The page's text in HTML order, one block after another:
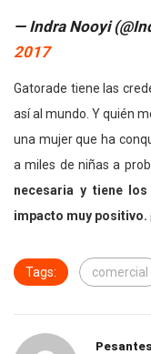
— Indra Nooyi
2017
Gatorade tiene las
así al mundo. Y quién
una mujer que ha
a miles de niñas a
necesaria y tiene
impacto muy positivo.
Tags: comercial